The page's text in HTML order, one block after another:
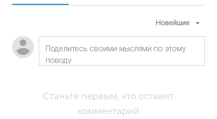
Новейшие
Станьте первым, кто оставит
комментарий